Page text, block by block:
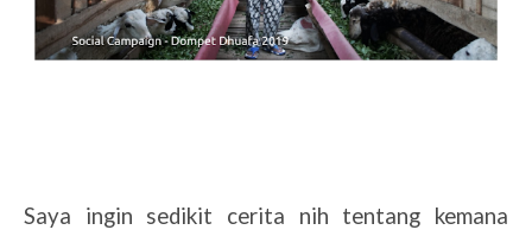
Saya ingin sedikit cerita nih tentang kemana